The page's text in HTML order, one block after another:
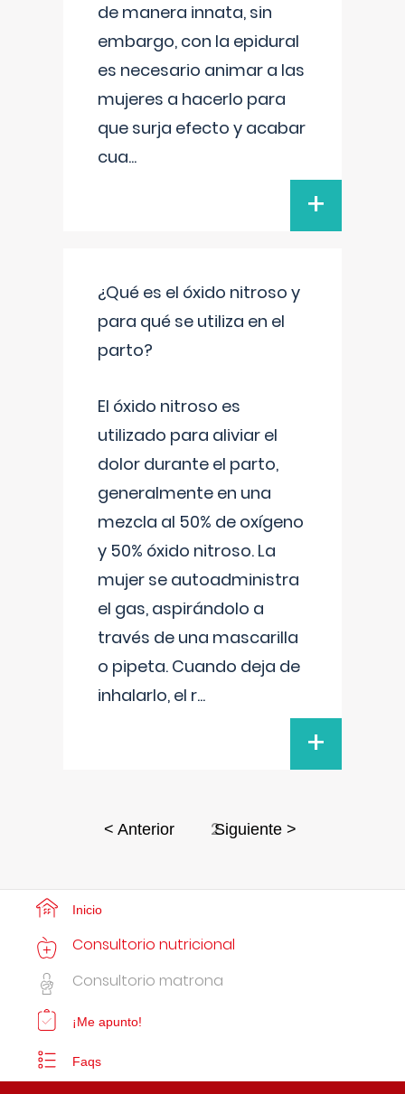
de manera innata, sin
embargo, con la epidural
es necesario animar a las
mujeres a hacerlo para
que surja efecto y acabar
cua...
+
¿Qué es el óxido nitroso y
para qué se utiliza en el
parto?
El óxido nitroso es
utilizado para aliviar el
dolor durante el parto,
generalmente en una
mezcla al 50% de oxígeno
y 50% óxido nitroso. La
mujer se autoadministra
el gas, aspirándolo a
través de una mascarilla
o pipeta. Cuando deja de
inhalarlo, el r...
+
< Anterior 2Siguiente >
Inicio
Consultorio nutricional
Consultorio matrona
¡Me apunto!
Faqs